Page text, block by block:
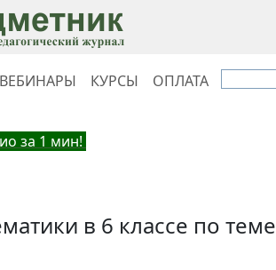
ВЕБИНАРЫ КУРСЫ ОПЛАТА
за 1 мин!
в 6 классе по теме